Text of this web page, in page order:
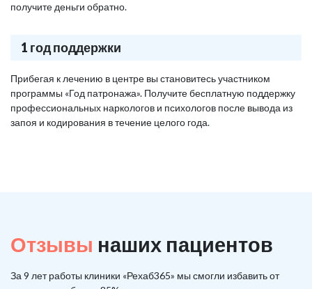
получите деньги обратно.
1 год поддержки
Прибегая к лечению в центре вы становитесь участником
программы «Год патронажа». Получите бесплатную поддержку
профессиональных наркологов и психологов после вывода из
запоя и кодирования в течение целого года.
Отзывы наших пациентов
За 9 лет работы клиники «Рехаб365» мы смогли избавить от